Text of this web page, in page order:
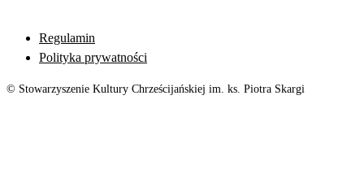
Regulamin
Polityka prywatności
© Stowarzyszenie Kultury Chrześcijańskiej im. ks. Piotra Skargi